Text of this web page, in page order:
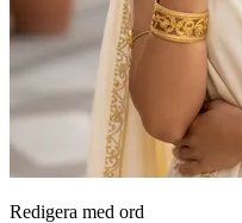
Redigera med ord